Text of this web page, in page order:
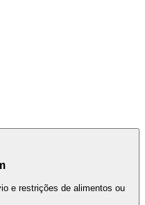
e restrições de alimentos ou